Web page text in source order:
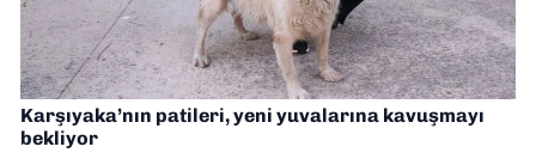
Karşıyaka’nın patileri, yeni yuvalarına kavuşmayı
bekliyor